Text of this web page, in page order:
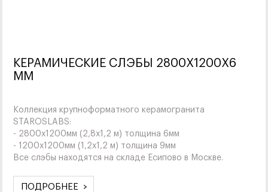
КЕРАМИЧЕСКИЕ СЛЭБЫ 2800X1200X6
ММ
Коллекция крупноформатного керамогранита
STAROSLABS:
- 2800х1200мм (2,8х1,2 м) толщина 6мм
- 1200х1200мм (1,2х1,2 м) толщина 9мм
Все слэбы находятся на складе Есипово в Москве.
ПОДРОБНЕЕ